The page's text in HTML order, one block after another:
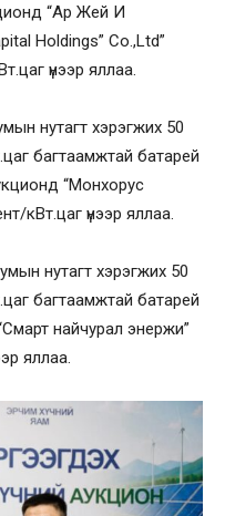
“Ар Жей И
Holdings” Co.,Ltd”
үнээр яллаа.
нутагт хэрэгжих 50
багтаамжтай батарей
“Монхорус
кВт.цаг үнээр яллаа.
нутагт хэрэгжих 50
багтаамжтай батарей
найчурал энержи”
яллаа.